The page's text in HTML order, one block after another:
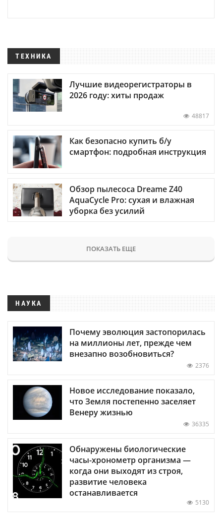
ТЕХНИКА
Лучшие видеорегистраторы в
2026 году: хиты продаж
48817
Как безопасно купить б/у
смартфон: подробная инструкция
Обзор пылесоса Dreame Z40
AquaCycle Pro: сухая и влажная
уборка без усилий
ПОКАЗАТЬ ЕЩЕ
НАУКА
Почему эволюция застопорилась
на миллионы лет, прежде чем
внезапно возобновиться?
2376
Новое исследование показало,
что Земля постепенно заселяет
Венеру жизнью
36335
Обнаружены биологические
часы-хронометр организма —
когда они выходят из строя,
развитие человека
останавливается
5130